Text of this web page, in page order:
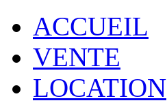
ACCUEIL
VENTE
LOCATION